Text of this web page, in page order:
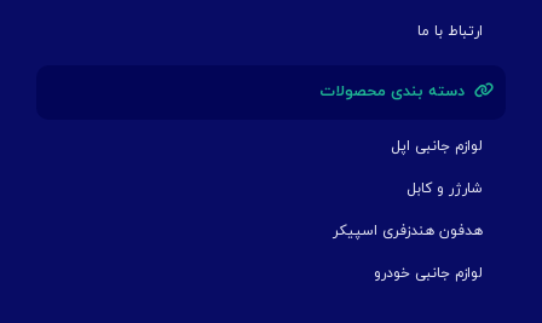
ارتباط با ما
دسته بندی محصولات
لوازم جانبی اپل
شارژر و کابل
هدفون هندزفری اسپیکر
لوازم جانبی خودرو